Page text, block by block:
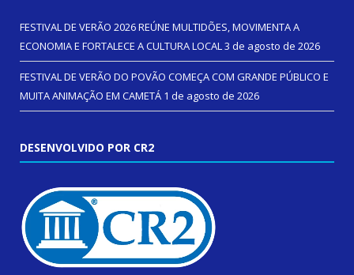
FESTIVAL DE VERÃO 2026 REÚNE MULTIDÕES, MOVIMENTA A
ECONOMIA E FORTALECE A CULTURA LOCAL3 de agosto de 2026
FESTIVAL DE VERÃO DO POVÃO COMEÇA COM GRANDE PÚBLICO E
MUITA ANIMAÇÃO EM CAMETÁ 1 de agosto de 2026
DESENVOLVIDO POR CR2